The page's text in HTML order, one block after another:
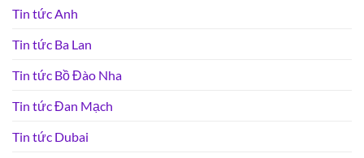
Tin tức Anh
Tin tức Ba Lan
Tin tức Bồ Đào Nha
Tin tức Đan Mạch
Tin tức Dubai